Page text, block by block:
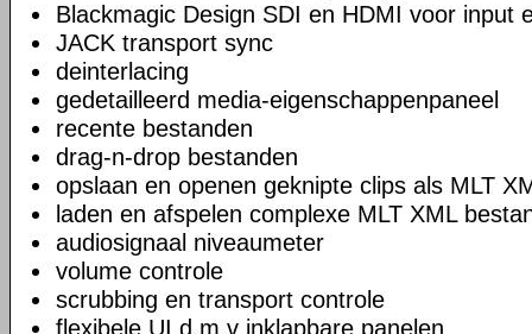
Blackmagic Design SDI en HDMI voor input
JACK transport sync
deinterlacing
gedetailleerd media-eigenschappenpaneel
recente bestanden
drag-n-drop bestanden
opslaan en openen geknipte clips als MLT
laden en afspelen complexe MLT XML
audiosignaal niveaumeter
volume controle
scrubbing en transport controle
flexibele UI d.m.v inklapbare panelen